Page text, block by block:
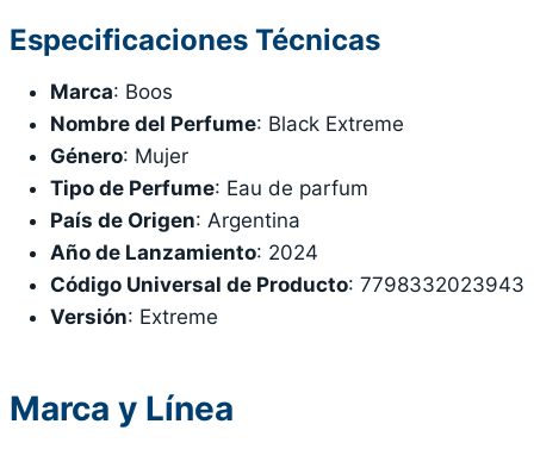
Especificaciones Técnicas
Marca: Boos
Nombre del Perfume: Black Extreme
Género: Mujer
Tipo de Perfume: Eau de parfum
País de Origen: Argentina
Año de Lanzamiento: 2024
Código Universal de Producto: 7798332023943
Versión: Extreme
Marca y Línea